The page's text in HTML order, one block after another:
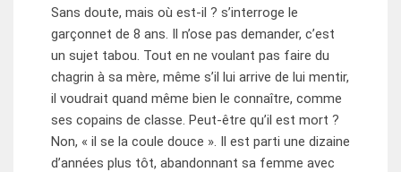
Sans doute, mais où est-­il ? s’interroge le
garçonnet de 8 ans. Il n’ose pas demander, c’est
un sujet tabou. Tout en ne voulant pas faire du
chagrin à sa mère, même s’il lui arrive de lui mentir,
il voudrait quand même bien le connaître, comme
ses copains de classe. Peut-­être qu’il est mort ?
Non, « il se la coule douce ». Il est parti une dizaine
d’années plus tôt, abandonnant sa femme avec